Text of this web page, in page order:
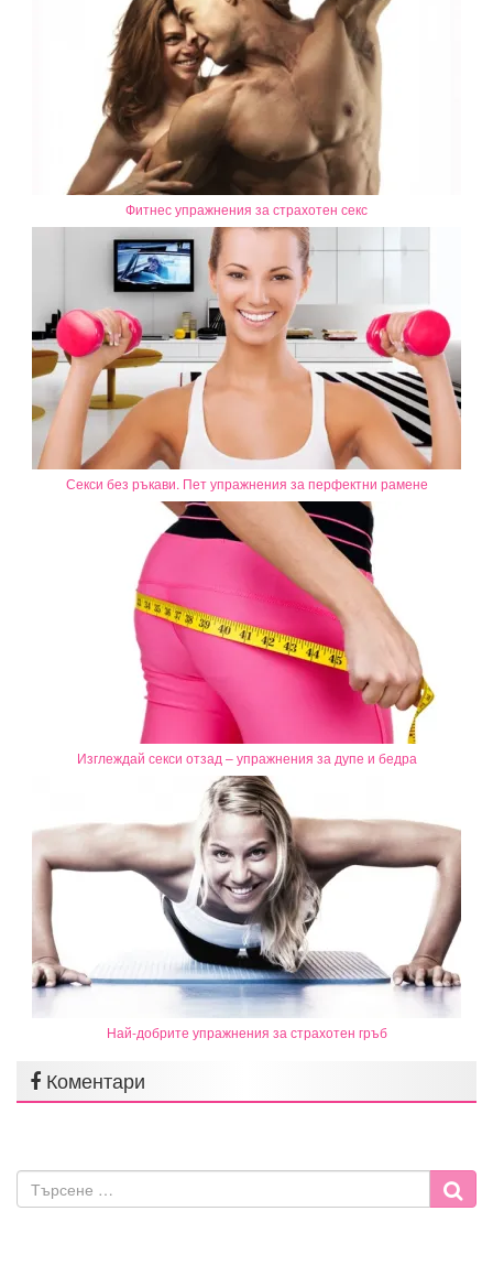
Фитнес упражнения за страхотен секс
Секси без ръкави. Пет упражнения за перфектни рамене
Изглеждай секси отзад – упражнения за дупе и бедра
Най-добрите упражнения за страхотен гръб
Коментари